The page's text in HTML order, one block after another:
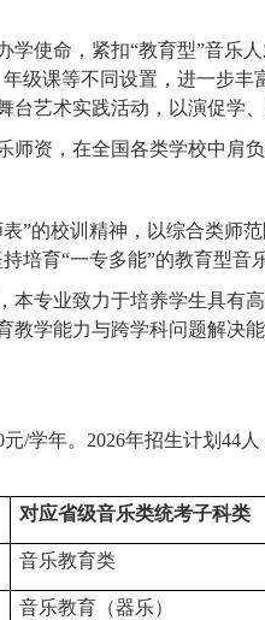
使命，紧扣“教育型”音乐
级课等不同设置，进一步
艺术实践活动，以演促学、
资，在全国各类学校中肩负
”的校训精神，以综合类师
培育“一专多能”的教育型音
本专业致力于培养学生具有
学能力与跨学科问题解决
/学年。2026年招生计划44
对应省级音乐类统考子科类
音乐教育类
音乐教育（器乐）